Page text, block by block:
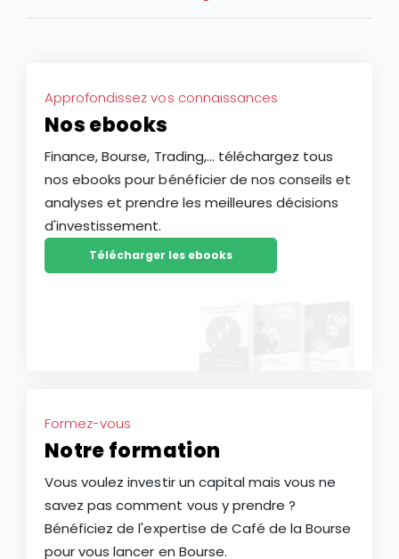
meilleurs Compte-Titres Ordinaires ? Découvrez
l’analyse de l’action Safran.
Approfondissez vos connaissances
Nos ebooks
Finance, Bourse, Trading,... téléchargez tous
nos ebooks pour bénéficier de nos conseils et
analyses et prendre les meilleures décisions
d'investissement.
Télécharger les ebooks
Formez-vous
Notre formation
Vous voulez investir un capital mais vous ne
savez pas comment vous y prendre ?
Bénéficiez de l'expertise de Café de la Bourse
pour vous lancer en Bourse.